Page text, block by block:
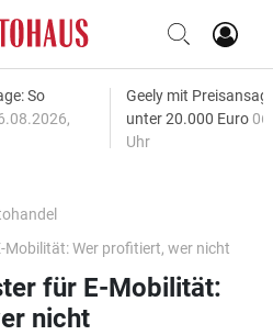
So
Geely mit
unter 20.000 Euro
Uhr
Wer profitiert, wer nicht
für E-Mobilität:
nicht